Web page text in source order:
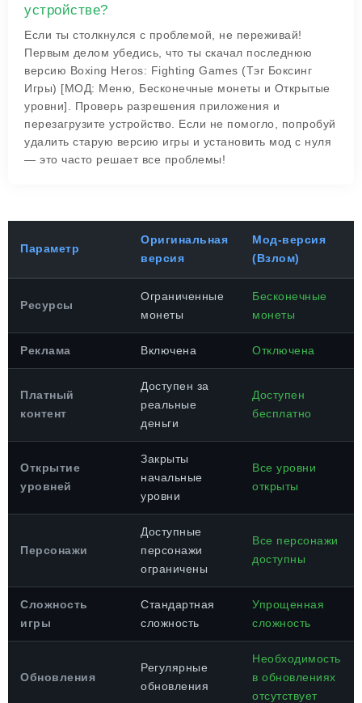
устройстве?
Если ты столкнулся с проблемой, не переживай!
Первым делом убедись, что ты скачал последнюю
версию Boxing Heros: Fighting Games (Тэг Боксинг
Игры) [МОД: Меню, Бесконечные монеты и Открытые
уровни]. Проверь разрешения приложения и
перезагрузите устройство. Если не помогло, попробуй
удалить старую версию игры и установить мод с нуля
— это часто решает все проблемы!
Параметр
Оригинальная
версия
Мод-версия
(Взлом)
Ресурсы
Ограниченные
монеты
Бесконечные
монеты
Реклама Включена Отключена
Платный
контент
Доступен за
реальные
деньги
Доступен
бесплатно
Открытие
уровней
Закрыты
начальные
уровни
Все уровни
открыты
Персонажи
Доступные
персонажи
ограничены
Все персонажи
доступны
Сложность
игры
Стандартная
сложность
Упрощенная
сложность
Обновления
Регулярные
обновления
Необходимость
в обновлениях
отсутствует